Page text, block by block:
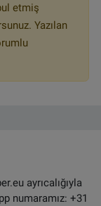
etmiş
Yazılan
ayrıcalığıyla
numaramız: +31